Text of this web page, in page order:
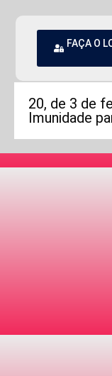
FAÇA O
20, de 3 de
Imunidade